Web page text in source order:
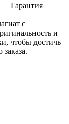
Гарантия
с
и
чтобы достичь